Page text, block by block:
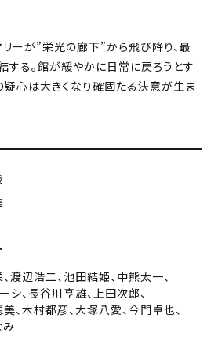
ーが”栄光の廊下”から飛び降り、最
る。館が緩やかに日常に戻ろうとす
疑心は大きくなり確固たる決意が生ま
渡辺浩二、池田結姫、中熊太一、
シ、長谷川亨雄、上田次郎、
、木村都彦、大塚八愛、今門卓也、
み